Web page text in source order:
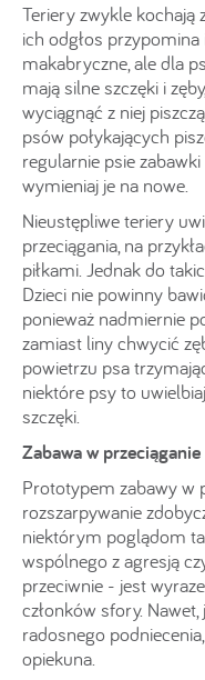
Teriery zwykle kochają
ich odgłos
makabryczne, ale dla
mają silne szczęki i
wyciągnąć z niej
psów połykających
regularnie psie
wymieniaj je na nowe.
Nieustępliwe teriery
przeciągania, na
piłkami. Jednak do
Dzieci nie powinny
ponieważ nadmiernie
zamiast liny chwycić
powietrzu psa
niektóre psy to
szczęki.
Zabawa w przeciąganie
Prototypem zabawy w
rozszarpywanie
niektórym poglądom
wspólnego z agresją
przeciwnie - jest
członków sfory.
radosnego
opiekuna.